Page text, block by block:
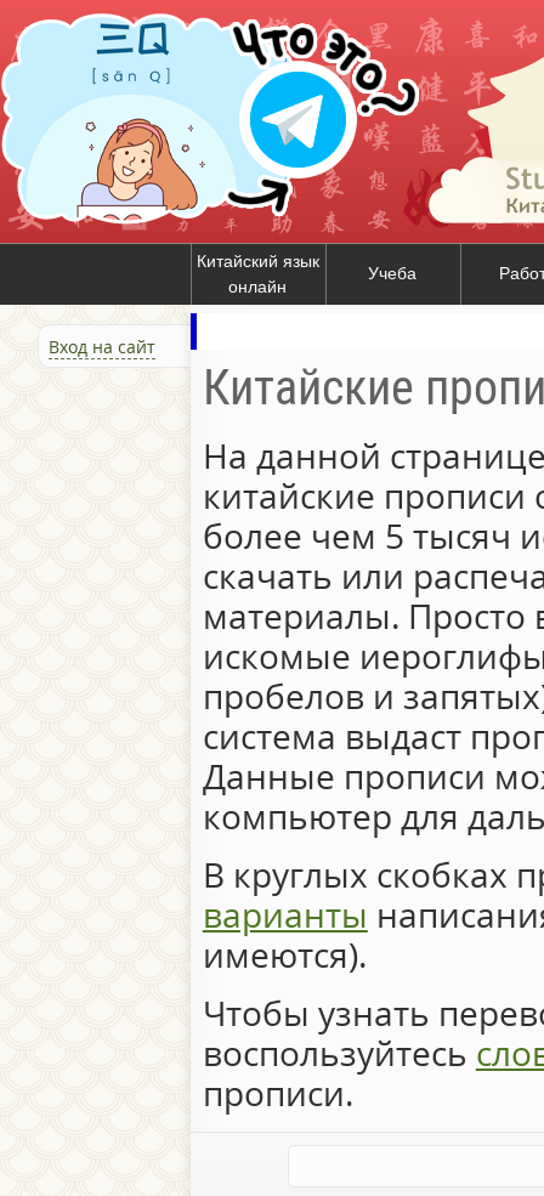
Китайский язык
онлайн
Учеба
Вход на сайт
Китайские
На данной
китайские
более чем 5 тысяч
скачать или
материалы. Просто
искомые
пробелов и
система выдаст
Данные прописи
компьютер для
В круглых скобках
варианты
имеются).
Чтобы узнать
воспользуйтесь
прописи.